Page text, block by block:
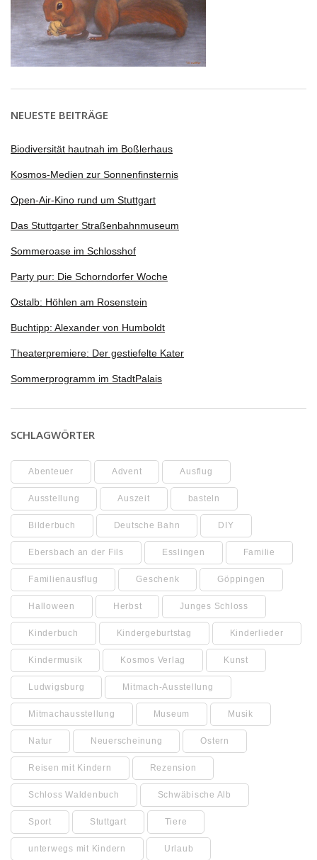
NEUESTE BEITRÄGE
Biodiversität hautnah im Boßlerhaus
Kosmos-Medien zur Sonnenfinsternis
Open-Air-Kino rund um Stuttgart
Das Stuttgarter Straßenbahnmuseum
Sommeroase im Schlosshof
Party pur: Die Schorndorfer Woche
Ostalb: Höhlen am Rosenstein
Buchtipp: Alexander von Humboldt
Theaterpremiere: Der gestiefelte Kater
Sommerprogramm im StadtPalais
SCHLAGWÖRTER
Abenteuer Advent Ausflug
Ausstellung Auszeit basteln
Bilderbuch Deutsche Bahn DIY
Ebersbach an der Fils Esslingen Familie
Familienausflug Geschenk Göppingen
Halloween Herbst Junges Schloss
Kinderbuch Kindergeburtstag Kinderlieder
Kindermusik Kosmos Verlag Kunst
Ludwigsburg Mitmach-Ausstellung
Mitmachausstellung Museum Musik
Natur Neuerscheinung Ostern
Reisen mit Kindern Rezension
Schloss Waldenbuch Schwäbische Alb
Sport Stuttgart Tiere
unterwegs mit Kindern Urlaub